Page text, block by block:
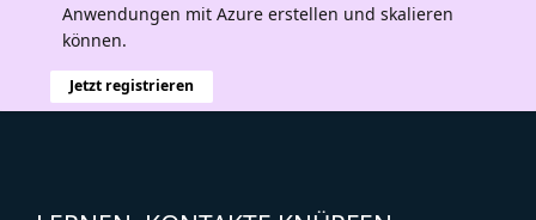
Anwendungen mit Azure erstellen und skalieren
können.
Jetzt registrieren